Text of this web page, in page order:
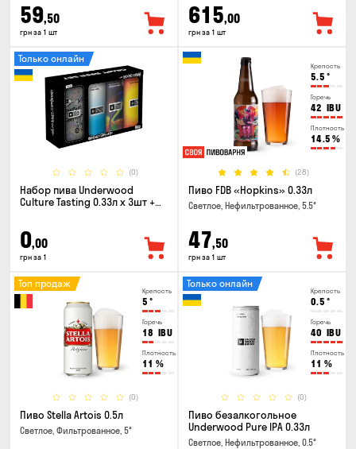
59,50
грн за 1 шт
615,00
грн за 1 шт
(0)
Только онлайн
Набор пива Underwood
Culture Tasting 0.33л x 3шт +
0,00
грн за 1
Крепость
5.5 °
Горечь
42 IBU
Плотность
14.5 %
(28)
Пиво FDB «Hopkins» 0.33л
Светлое, Нефильтрованное, 5.5°
47,50
грн за 1 шт
Крепость
5 °
Горечь
18 IBU
Плотность
11 %
(0)
Топ продаж
Пиво Stella Artois 0.5л
Светлое, Фильтрованное, 5°
Крепость
0.5 °
Горечь
40 IBU
Плотность
11 %
(0)
Только онлайн
Пиво безалкогольное
Underwood Pure IPA 0.33л
Светлое, Нефильтрованное, 0.5°